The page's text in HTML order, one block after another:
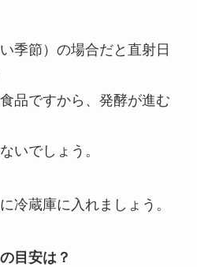
季節）の場合だと直射日
品ですから、発酵が進む
いでしょう。
冷蔵庫に入れましょう。
目安は？